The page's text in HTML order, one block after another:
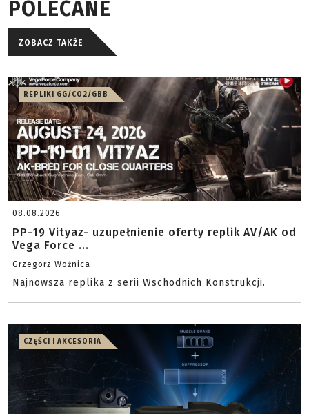
POLECANE
ZOBACZ TAKŻE
REPLIKI GG/CO2/GBB
08.08.2026
PP-19 Vityaz- uzupełnienie oferty replik AV/AK od
Vega Force ...
Grzegorz Woźnica
Najnowsza replika z serii Wschodnich Konstrukcji.
CZĘŚCI I AKCESORIA